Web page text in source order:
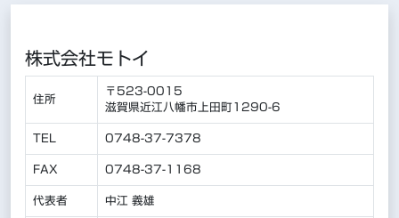
株式会社モトイ
住所
〒523-0015
滋賀県近江八幡市上田町1290-6
TEL 0748-37-7378
FAX 0748-37-1168
代表者 中江 義雄